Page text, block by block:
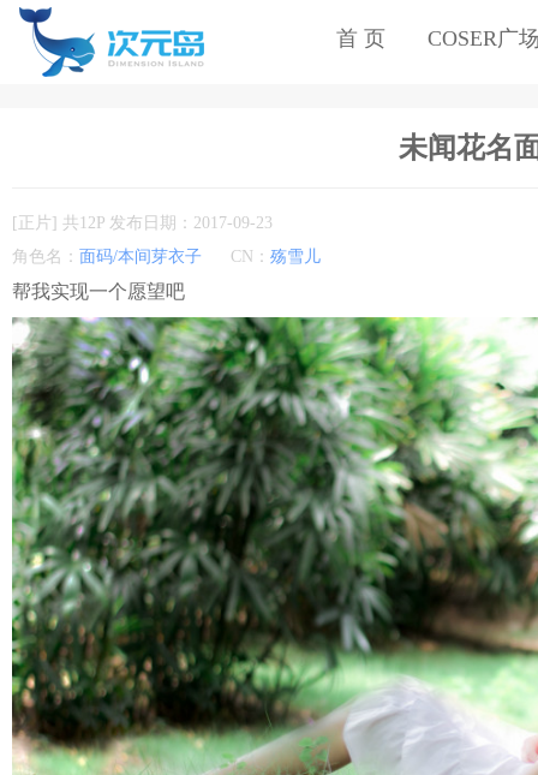
首 页 COSER广
未闻花名
[正片] 共12P 发布日期：2017-09-23
角色名： 面码/本间芽衣子 CN： 殇雪儿
帮我实现一个愿望吧